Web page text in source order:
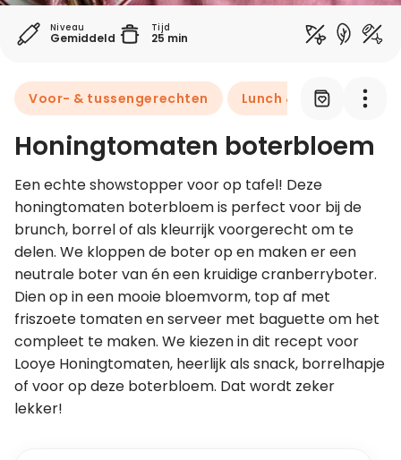
Leer koken als een chef
Kooktips & blogs
Niveau
Gemiddeld
Tijd
25 min
Voor- & tussengerechten Lunch & brunch
Honingtomaten boterbloem
Een echte showstopper voor op tafel! Deze
honingtomaten boterbloem is perfect voor bij de
brunch, borrel of als kleurrijk voorgerecht om te
delen. We kloppen de boter op en maken er een
neutrale boter van én een kruidige cranberryboter.
Dien op in een mooie bloemvorm, top af met
friszoete tomaten en serveer met baguette om het
compleet te maken. We kiezen in dit recept voor
Looye Honingtomaten, heerlijk als snack, borrelhapje
of voor op deze boterbloem. Dat wordt zeker
lekker!